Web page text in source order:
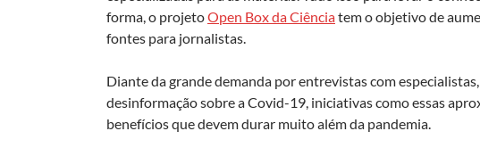
forma, o projetoOpen Box da Ciênciatem o objetivo de
fontes para jornalistas.
Diante da grande demanda por entrevistas com
desinformação sobre a Covid-19, iniciativas como essas
benefícios que devem durar muito além da pandemia.